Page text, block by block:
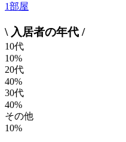
1部屋
\ 入居者の年代 /
10代
10%
20代
40%
30代
40%
その他
10%